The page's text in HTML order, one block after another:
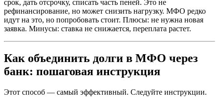
срок, дать отсрочку, списать часть пеней. Это не
рефинансирование, но может снизить нагрузку. МФО редко
идут на это, но попробовать стоит. Плюсы: не нужна новая
заявка. Минусы: ставка не снижается, переплата растет.
Как объединить долги в МФО через
банк: пошаговая инструкция
Этот способ — самый эффективный. Следуйте инструкции.